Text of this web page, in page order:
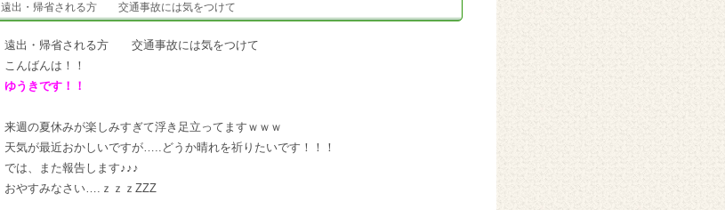
遠出・帰省される方 交通事故には気をつけて
遠出・帰省される方 交通事故には気をつけて
こんばんは！！
ゆうきです！！
来週の夏休みが楽しみすぎて浮き足立ってますｗｗｗ
天気が最近おかしいですが…..どうか晴れを祈りたいです！！！
では、また報告します♪♪♪
おやすみなさい….ｚｚｚZZZ